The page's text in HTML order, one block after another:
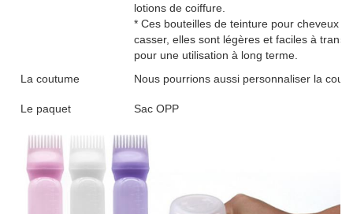
lotions de coiffure.
* Ces bouteilles de teinture pour cheveux
casser, elles sont légères et faciles à
pour une utilisation à long terme.
La coutume
Nous pourrions aussi personnaliser la
Le paquet Sac OPP